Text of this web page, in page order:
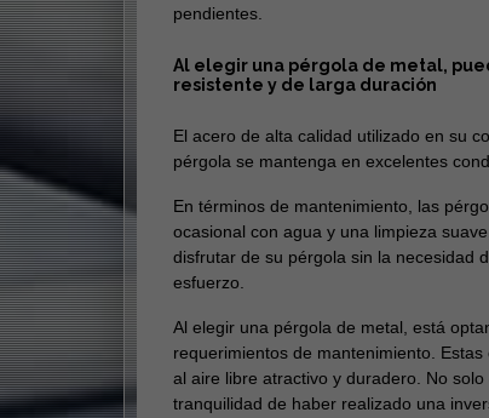
pendientes.
Al elegir una pérgola de metal,
resistente y de larga duración
El acero de alta calidad utilizado en su
pérgola se mantenga en excelentes
En términos de mantenimiento, las
ocasional con agua y una limpieza
disfrutar de su pérgola sin la necesidad
esfuerzo.
Al elegir una pérgola de metal, está
requerimientos de mantenimiento.
al aire libre atractivo y duradero. No
tranquilidad de haber realizado una